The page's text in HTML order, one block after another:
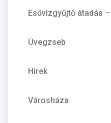
Esővízgyűjtő átadás
Üvegzseb
Hírek
Városháza